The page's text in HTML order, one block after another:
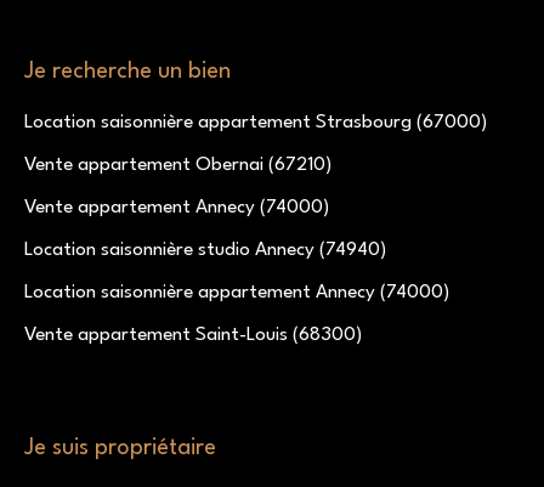
Je recherche un bien
Location saisonnière appartement Strasbourg (67000)
Vente appartement Obernai (67210)
Vente appartement Annecy (74000)
Location saisonnière studio Annecy (74940)
Location saisonnière appartement Annecy (74000)
Vente appartement Saint-Louis (68300)
Je suis propriétaire